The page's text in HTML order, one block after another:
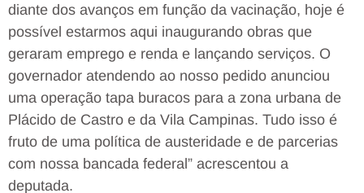
diante dos avanços em função da vacinação, hoje é
possível estarmos aqui inaugurando obras que
geraram emprego e renda e lançando serviços. O
governador atendendo ao nosso pedido anunciou
uma operação tapa buracos para a zona urbana de
Plácido de Castro e da Vila Campinas. Tudo isso é
fruto de uma política de austeridade e de parcerias
com nossa bancada federal” acrescentou a
deputada.